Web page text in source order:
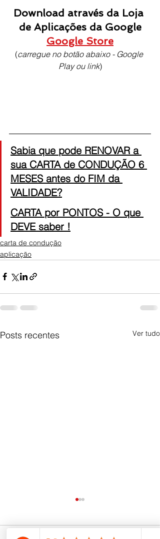
Download através da Loja
de Aplicações da Google
Google Store
(carregue no botão abaixo - Google
Play ou link)
Sabia que pode RENOVAR a
sua CARTA de CONDUÇÃO 6
MESES antes do FIM da
VALIDADE?
CARTA por PONTOS - O que
DEVE saber !
carta de condução
aplicação
Posts recentes Ver tudo